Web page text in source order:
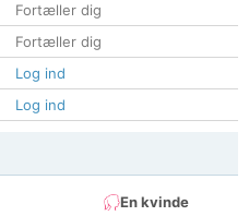
Fortæller dig
Fortæller dig
Log ind
Log ind
En kvinde